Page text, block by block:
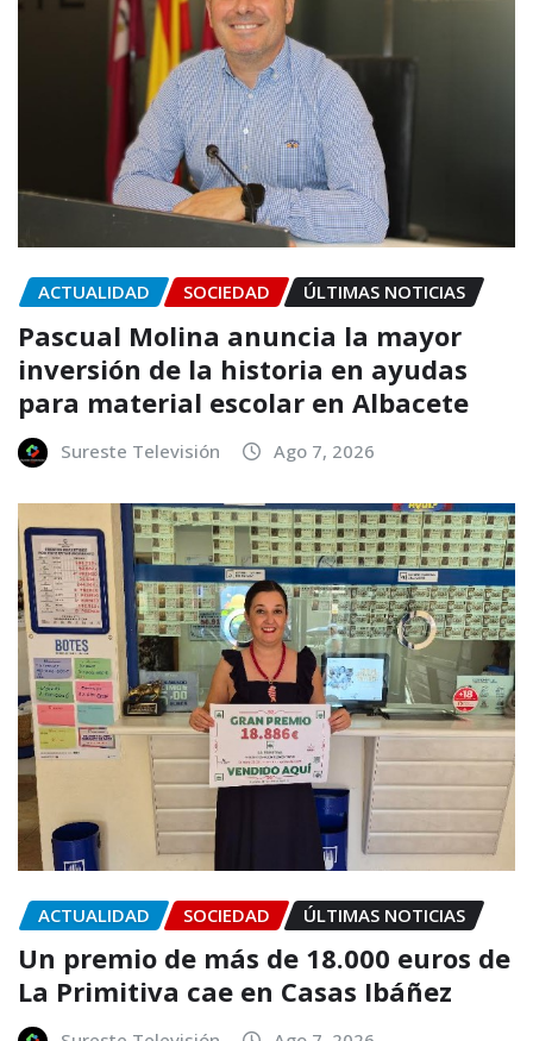
ACTUALIDAD SOCIEDAD ÚLTIMAS NOTICIAS
Pascual Molina anuncia la mayor
inversión de la historia en ayudas
para material escolar en Albacete
Sureste Televisión Ago 7, 2026
ACTUALIDAD SOCIEDAD ÚLTIMAS NOTICIAS
Un premio de más de 18.000 euros de
La Primitiva cae en Casas Ibáñez